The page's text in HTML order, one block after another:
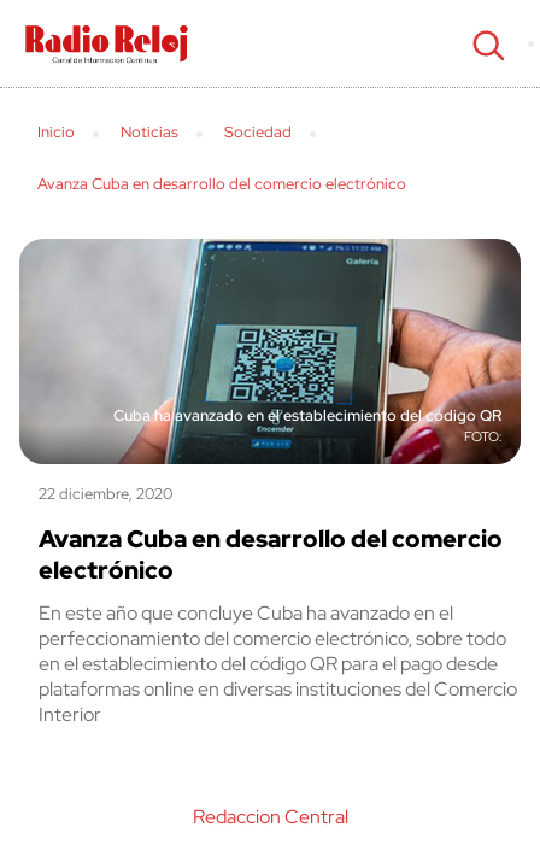
cerrar
Inicio Noticias Sociedad
Avanza Cuba en desarrollo del comercio electrónico
Cuba ha avanzado en el establecimiento del código QR
22 diciembre, 2020
Avanza Cuba en desarrollo del comercio
electrónico
En este año que concluye Cuba ha avanzado en el
perfeccionamiento del comercio electrónico, sobre todo
en el establecimiento del código QR para el pago desde
plataformas online en diversas instituciones del Comercio
Interior
Redaccion Central